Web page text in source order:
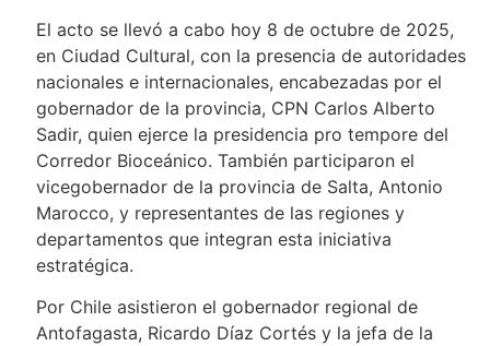
El acto se llevó a cabo hoy 8 de octubre de 2025,
en Ciudad Cultural, con la presencia de autoridades
nacionales e internacionales, encabezadas por el
gobernador de la provincia, CPN Carlos Alberto
Sadir, quien ejerce la presidencia pro tempore del
Corredor Bioceánico. También participaron el
vicegobernador de la provincia de Salta, Antonio
Marocco, y representantes de las regiones y
departamentos que integran esta iniciativa
estratégica.
Por Chile asistieron el gobernador regional de
Antofagasta, Ricardo Díaz Cortés y la jefa de la